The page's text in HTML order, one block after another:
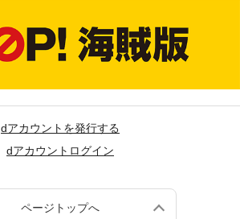
dアカウントを発行する
dアカウントログイン
ページトップへ